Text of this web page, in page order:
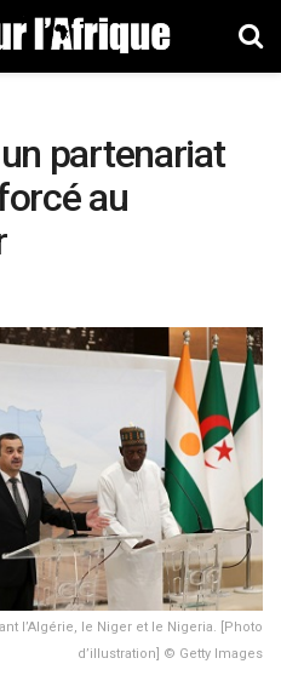
partenariat
au
l’Algérie, le Niger et le Nigeria. [Photo
d’illustration] © Getty Images